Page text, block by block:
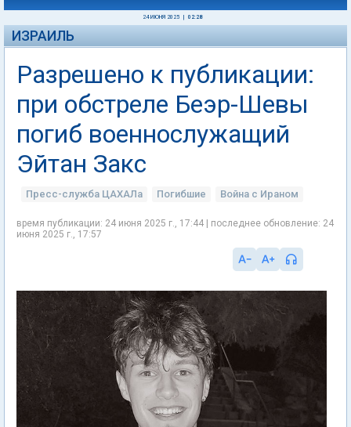
24 ИЮНЯ 2025 02:28
ИЗРАИЛЬ
Разрешено к публикации:
при обстреле Беэр-Шевы
погиб военнослужащий
Эйтан Закс
Пресс-служба ЦАХАЛа Погибшие Война с Ираном
время публикации: 24 июня 2025 г., 17:44 | последнее обновление: 24
июня 2025 г., 17:57